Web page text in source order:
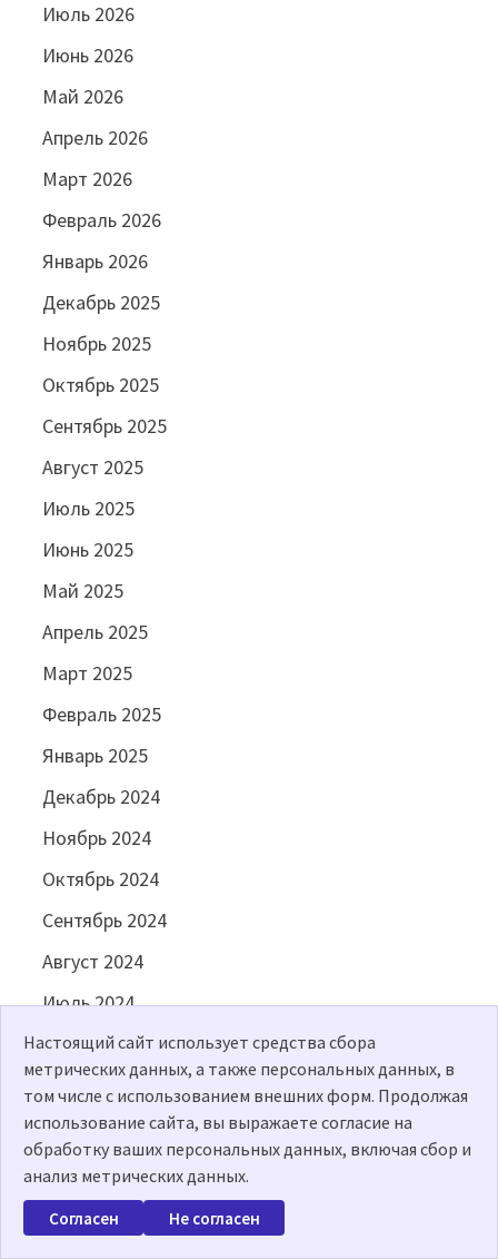
Июль 2026
Июнь 2026
Май 2026
Апрель 2026
Март 2026
Февраль 2026
Январь 2026
Декабрь 2025
Ноябрь 2025
Октябрь 2025
Сентябрь 2025
Август 2025
Июль 2025
Июнь 2025
Май 2025
Апрель 2025
Март 2025
Февраль 2025
Январь 2025
Декабрь 2024
Ноябрь 2024
Октябрь 2024
Сентябрь 2024
Август 2024
Июль 2024
Июнь 2024
Май 2024
Апрель 2024
Март 2024
Февраль 2024
Настоящий сайт использует средства сбора
метрических данных, а также персональных данных, в
том числе с использованием внешних форм. Продолжая
использование сайта, вы выражаете согласие на
обработку ваших персональных данных, включая сбор и
анализ метрических данных.
Согласен Не согласен